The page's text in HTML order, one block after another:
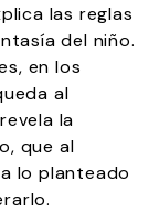
las reglas
del niño.
en los
al
la
que al
lo planteado